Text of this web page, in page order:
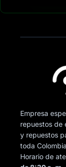
Empresa
repuestos de
y repuestos
toda
Horario de